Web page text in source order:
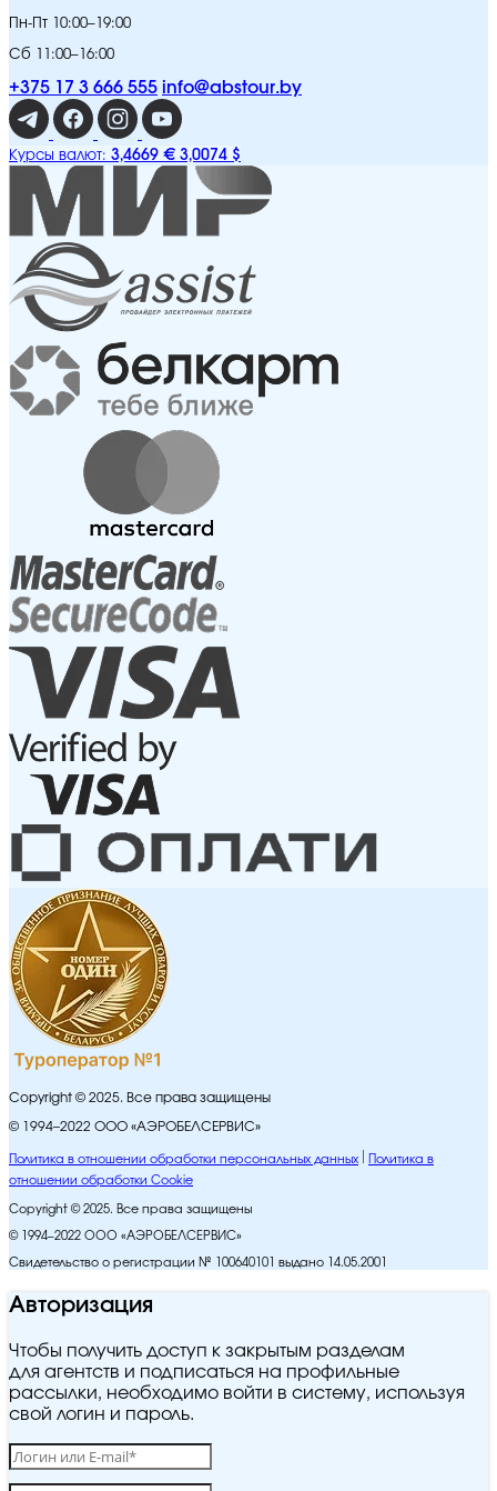
Пн-Пт 10:00–19:00
Сб 11:00–16:00
+375 17 3 666 555 info@abstour.by
Курсы валют: 3,4669 € 3,0074 $
Copyright © 2025. Все права защищены
© 1994–2022 ООО «АЭРОБЕЛСЕРВИС»
Политика в отношении обработки персональных данных
Политика в
отношении обработки Cookie
Copyright © 2025. Все права защищены
© 1994–2022 ООО «АЭРОБЕЛСЕРВИС»
Свидетельство о регистрации № 100640101 выдано 14.05.2001
Авторизация
Чтобы получить доступ к закрытым разделам
для агентств и подписаться на профильные
рассылки, необходимо войти в систему, используя
свой логин и пароль.